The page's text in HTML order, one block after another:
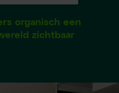
organisch een
zichtbaar